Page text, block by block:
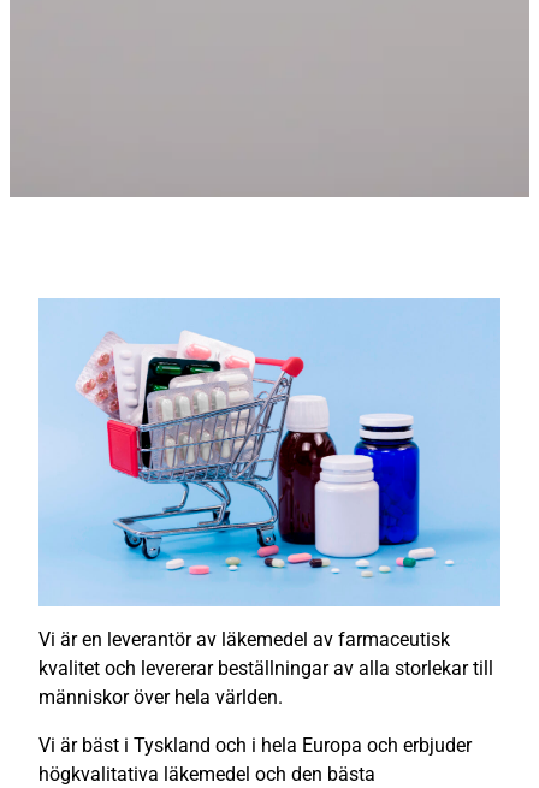
Vi är en leverantör av läkemedel av farmaceutisk
kvalitet och levererar beställningar av alla storlekar till
människor över hela världen.
Vi är bäst i Tyskland och i hela Europa och erbjuder
högkvalitativa läkemedel och den bästa